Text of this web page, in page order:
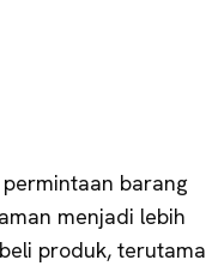
barang
menjadi lebih
produk, terutama